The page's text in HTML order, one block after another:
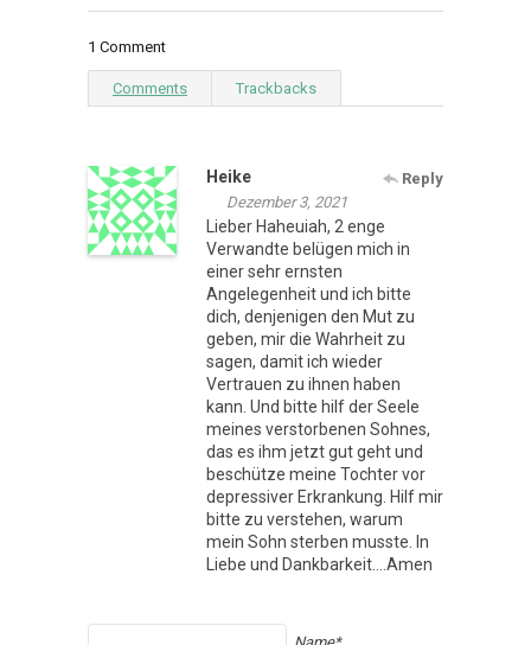
1 Comment
Comments Trackbacks
Heike
Reply
Dezember 3, 2021
Lieber Haheuiah, 2 enge
Verwandte belügen mich in
einer sehr ernsten
Angelegenheit und ich bitte
dich, denjenigen den Mut zu
geben, mir die Wahrheit zu
sagen, damit ich wieder
Vertrauen zu ihnen haben
kann. Und bitte hilf der Seele
meines verstorbenen Sohnes,
das es ihm jetzt gut geht und
beschütze meine Tochter vor
depressiver Erkrankung. Hilf mir
bitte zu verstehen, warum
mein Sohn sterben musste. In
Liebe und Dankbarkeit….Amen